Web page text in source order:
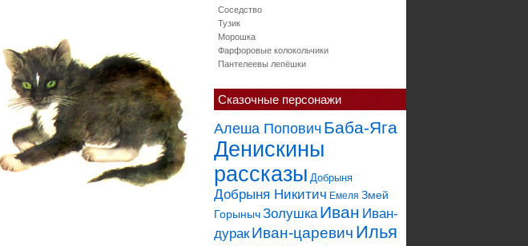
Соседство
Тузик
Морошка
Фарфоровые колокольчики
Пантелеевы лепёшки
Сказочные персонажи
Алеша Попович Баба-Яга
Денискины
рассказы Добрыня
Добрыня Никитич Емеля Змей
ГорынычЗолушка Иван Иван-
дурак Иван-царевич Илья